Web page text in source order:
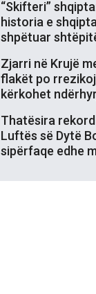
“Skifteri”
historia e
shpëtuar
Zjarri në Krujë
flakët po
kërkohet
Thatësira
Luftës së Dytë
sipërfaqe edhe